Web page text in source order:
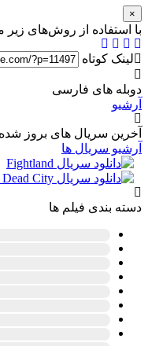
×
با استفاده از روش‌های زیر
لینک کوتاه
دوبله های فارسی
آرشیو
آخرین سریال های بروز شده
آرشیو سریال ها
دسته بندی فیلم ها